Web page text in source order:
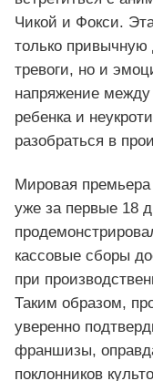
Чикой и Фокси.
только
тревоги, но и
напряжение
ребенка и
разобраться в
Мировая
уже за первые 18
кассовые сборы
при
Таким образом,
уверенно
франшизы,
поклонников